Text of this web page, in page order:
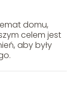
domu,
celem jest
aby były